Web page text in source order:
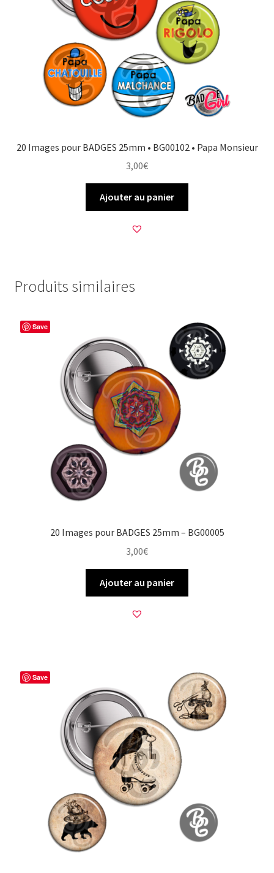
20 Images pour BADGES 25mm • BG00102 • Papa Monsieur
3,00€
Ajouter au panier
Produits similaires
Save
20 Images pour BADGES 25mm – BG00005
3,00€
Ajouter au panier
Save